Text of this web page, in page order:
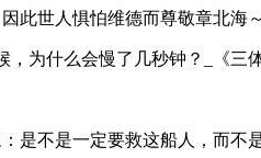
此世人惧怕维德而尊敬章北海～
是不是一定要救这船人，而不